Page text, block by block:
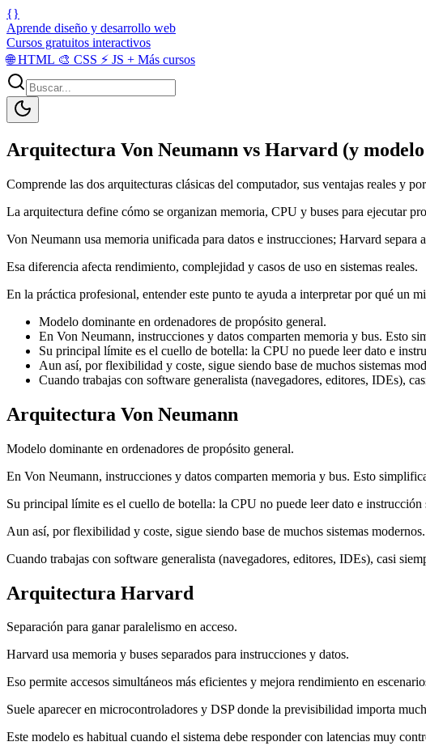
{}
Aprende diseño y desarrollo web
Cursos gratuitos interactivos
🌐HTML 🎨 CSS ⚡ JS + Más cursos
Arquitectura Von Neumann vs Harvard (y
Comprende las dos arquitecturas clásicas del computador, sus ventajas reales y
La arquitectura define cómo se organizan memoria, CPU y buses para ejecutar
Von Neumann usa memoria unificada para datos e instrucciones; Harvard separa
Esa diferencia afecta rendimiento, complejidad y casos de uso en sistemas reales.
En la práctica profesional, entender este punto te ayuda a interpretar por qué un
Modelo dominante en ordenadores de propósito general.
En Von Neumann, instrucciones y datos comparten memoria y bus. Esto
Su principal límite es el cuello de botella: la CPU no puede leer dato e
Aun así, por flexibilidad y coste, sigue siendo base de muchos sistemas
Cuando trabajas con software generalista (navegadores, editores, IDEs),
Arquitectura Von Neumann
Modelo dominante en ordenadores de propósito general.
En Von Neumann, instrucciones y datos comparten memoria y bus. Esto
Su principal límite es el cuello de botella: la CPU no puede leer dato e
Aun así, por flexibilidad y coste, sigue siendo base de muchos sistemas modernos.
Cuando trabajas con software generalista (navegadores, editores, IDEs), casi
Arquitectura Harvard
Separación para ganar paralelismo en acceso.
Harvard usa memoria y buses separados para instrucciones y datos.
Eso permite accesos simultáneos más eficientes y mejora rendimiento en
Suele aparecer en microcontroladores y DSP donde la previsibilidad importa
Este modelo es habitual cuando el sistema debe responder con latencias muy